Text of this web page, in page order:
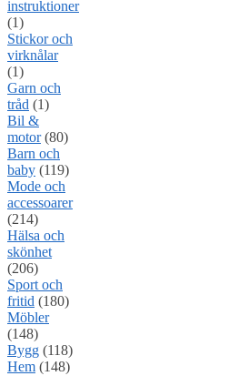
instruktioner
(1)
Stickor och
virknålar
(1)
Garn och
tråd (1)
Bil &
motor (80)
Barn och
baby (119)
Mode och
accessoarer
(214)
Hälsa och
skönhet
(206)
Sport och
fritid (180)
Möbler
(148)
Bygg (118)
Hem (148)